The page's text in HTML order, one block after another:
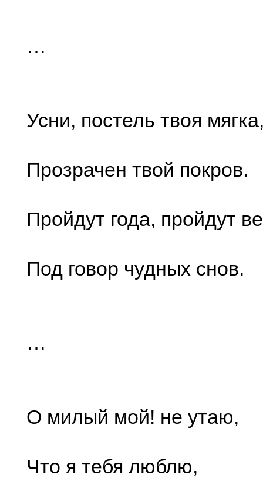
…
Усни, постель твоя
Прозрачен твой покров.
Пройдут года, пройдут
Под говор чудных снов.
…
О милый мой! не утаю,
Что я тебя люблю,